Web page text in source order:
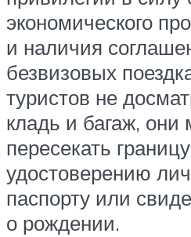
экономического
и наличия
безвизовых
туристов не
кладь и багаж, они
пересекать
удостоверению
паспорту или
о рождении.